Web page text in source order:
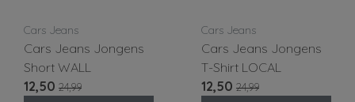
Cars Jeans
Cars Jeans Jongens
Short WALL
12,50 24,99
Cars Jeans
Cars Jeans Jongens
T-Shirt LOCAL
12,50 24,99